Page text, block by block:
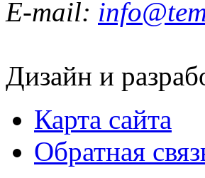
E-mail:
Дизайн и
Карта сайта
Обратная